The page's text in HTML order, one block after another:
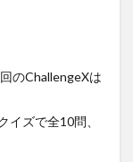
のChallengeXは
イズで全10問、